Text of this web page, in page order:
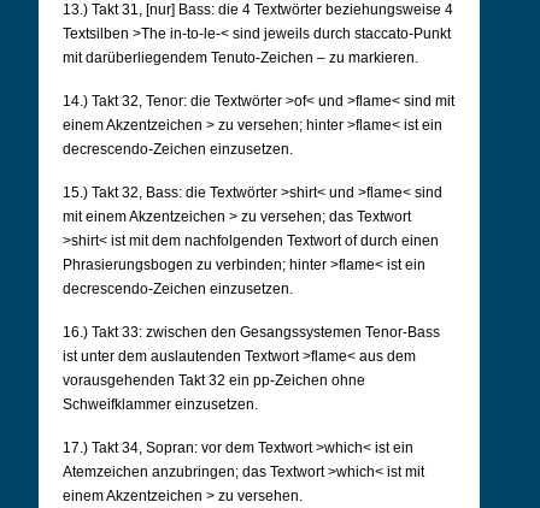
13.) Takt 31, [nur] Bass: die 4 Textwörter beziehungsweise 4
Textsilben >The in-to-le-< sind jeweils durch staccato-Punkt
mit darüberliegendem Tenuto-Zeichen – zu markieren.
14.) Takt 32, Tenor: die Textwörter >of< und >flame< sind mit
einem Akzentzeichen > zu versehen; hinter >flame< ist ein
decrescendo-Zeichen einzusetzen.
15.) Takt 32, Bass: die Textwörter >shirt< und >flame< sind
mit einem Akzentzeichen > zu versehen; das Textwort
>shirt< ist mit dem nachfolgenden Textwort of durch einen
Phrasierungsbogen zu verbinden; hinter >flame< ist ein
decrescendo-Zeichen einzusetzen.
16.) Takt 33: zwischen den Gesangssystemen Tenor-Bass
ist unter dem auslautenden Textwort >flame< aus dem
vorausgehenden Takt 32 ein pp-Zeichen ohne
Schweifklammer einzusetzen.
17.) Takt 34, Sopran: vor dem Textwort >which< ist ein
Atemzeichen anzubringen; das Textwort >which< ist mit
einem Akzentzeichen > zu versehen.